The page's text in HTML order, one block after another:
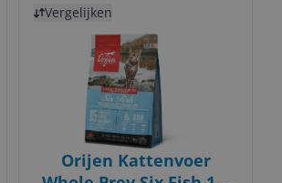
Vergelijken
Orijen Kattenvoer